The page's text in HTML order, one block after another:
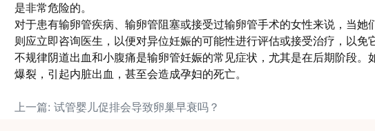
是非常危险的。
对于患有输卵管疾病、输卵管阻塞或接受过输卵管手术的女性来说，当她
则应立即咨询医生，以便对异位妊娠的可能性进行评估或接受治疗，以免
不规律阴道出血和小腹痛是输卵管妊娠的常见症状，尤其是在后期阶段。
爆裂，引起内脏出血，甚至会造成孕妇的死亡。
上一篇: 试管婴儿促排会导致卵巢早衰吗？